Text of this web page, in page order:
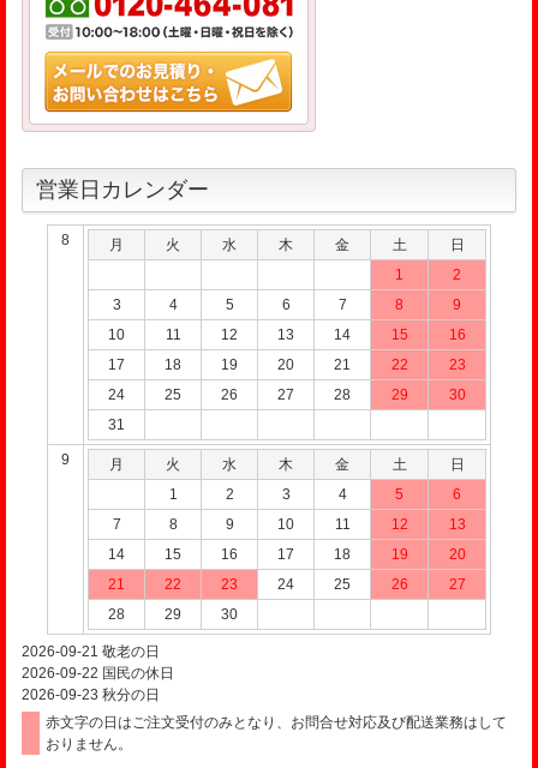
営業日カレンダー
8 月 火 水 木 金 土
日
1
2
3
4 5 6 7 8
9
10
11 12 13 14 15
16
17
18 19 20 21 22
23
24
25 26 27 28 29
30
31
9 月 火 水 木 金 土
日
1
2 3 4 5
6
7
8 9 10 11 12
13
14
15 16 17 18 19
20
21
22 23 24 25 26
27
28
29 30
2026-09-21 敬老の日
2026-09-22 国民の休日
2026-09-23 秋分の日
赤文字の日はご注文受付のみとなり、お問合せ対応及び配送業務はして
おりません。